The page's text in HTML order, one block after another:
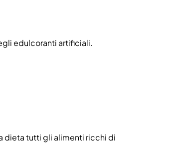
edulcoranti artificiali.
dieta tutti gli alimenti ricchi di